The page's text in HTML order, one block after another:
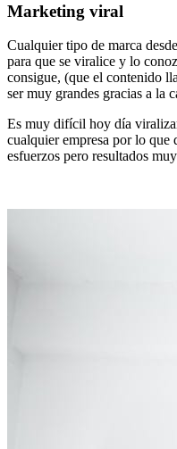
Marketing viral
Cualquier tipo de marca
para que se viralice y lo
consigue, (que el contenido
ser muy grandes gracias a la
Es muy difícil hoy día
cualquier empresa por lo que
esfuerzos pero resultados